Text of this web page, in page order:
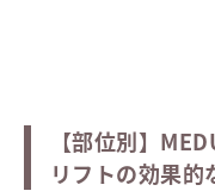
【部位別】
リフトの効果的